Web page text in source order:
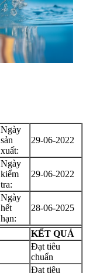
Ngày
sản
xuất:
29-06-2022
Ngày
kiểm
tra:
29-06-2022
Ngày
hết
hạn:
28-06-2025
KẾT QUẢ
Đạt tiêu
chuẩn
Đạt tiêu